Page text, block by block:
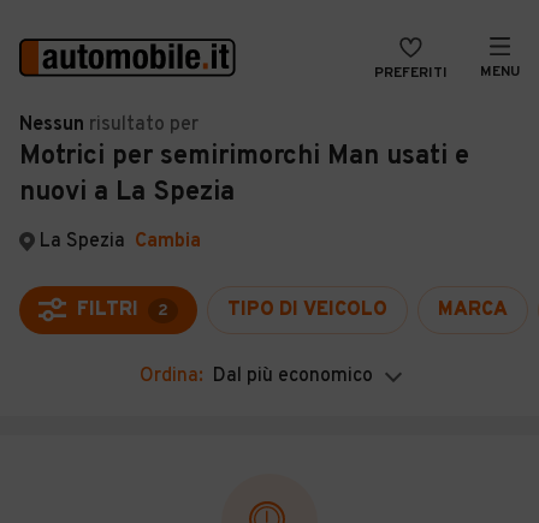
PREFERITI MENU
Auto
Auto usate
Auto Km 0
Auto Nuove
VENDI
MAGAZINE
ACCEDI
Nessun risultato per
Motrici per semirimorchi Man usati e
nuovi a La Spezia
La Spezia Cambia
FILTRI 2 TIPO DI VEICOLO MARCA
Ordina: Dal più economico